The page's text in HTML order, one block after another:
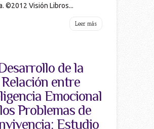
©2012 Visión Libros...
Leer más
de la
Relación entre
Emocional
Problemas de
Estudio